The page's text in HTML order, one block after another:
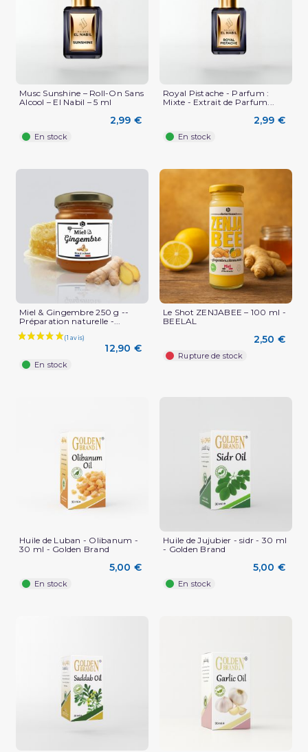
(3 avis)
Musc Sunshine – Roll-On Sans
Alcool – El Nabil – 5 ml
2,99 €
En stock
Royal Pistache - Parfum :
Mixte - Extrait de Parfum...
2,99 €
En stock
Miel & Gingembre 250 g --
Préparation naturelle -...
12,90 €
En stock
Le Shot ZENJABEE – 100 ml -
BEELAL
2,50 €
Rupture de stock
Huile de Luban - Olibanum -
30 ml - Golden Brand
5,00 €
En stock
Huile de Jujubier - sidr - 30 ml
- Golden Brand
5,00 €
En stock